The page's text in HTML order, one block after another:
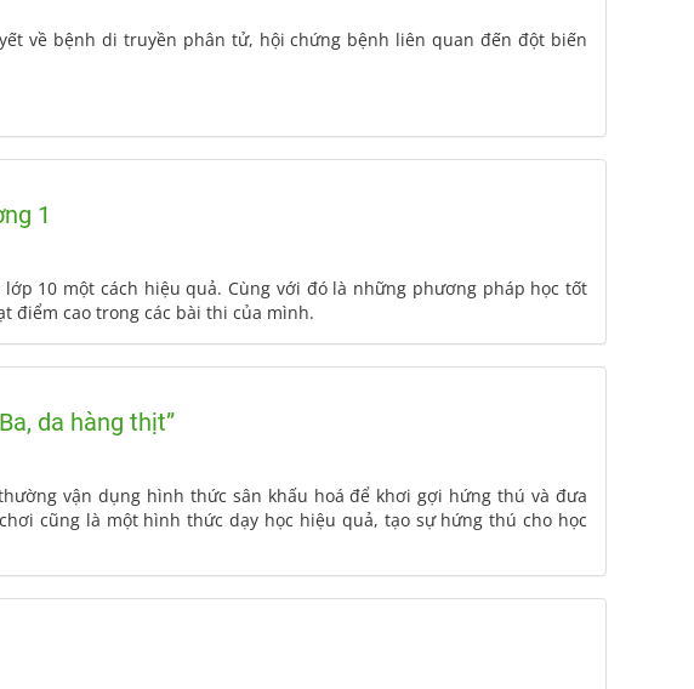
về bệnh di truyền phân tử, hội chứng bệnh liên quan đến đột biến
1
10 một cách hiệu quả. Cùng với đó là những phương pháp học tốt
điểm cao trong các bài thi của mình.
da hàng thịt”
vận dụng hình thức sân khấu hoá để khơi gợi hứng thú và đưa
cũng là một hình thức dạy học hiệu quả, tạo sự hứng thú cho học